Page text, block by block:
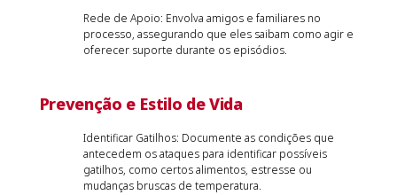
Rede de Apoio: Envolva amigos e familiares no
processo, assegurando que eles saibam como agir e
oferecer suporte durante os episódios.
Prevenção e Estilo de Vida
Identificar Gatilhos: Documente as condições que
antecedem os ataques para identificar possíveis
gatilhos, como certos alimentos, estresse ou
mudanças bruscas de temperatura.